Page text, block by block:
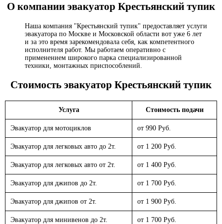
О компании эвакуатор Крестьянский тупик
Наша компания "Крестьянский тупик" предоставляет услуги
эвакуатора по Москве и Московской области вот уже 6 лет
и за это время зарекомендовала себя, как компетентного
исполнителя работ. Мы работаем оперативно с
применением широкого парка специализированной
техники, монтажных приспособлений.
Стоимость эвакуатор Крестьянский тупик
Услуга Стоимость подачи
Эвакуатор для мотоциклов от 990 Руб.
Эвакуатор для легковых авто до 2т. от 1 200 Руб.
Эвакуатор для легковых авто от 2т. от 1 400 Руб.
Эвакуатор для джипов до 2т. от 1 700 Руб.
Эвакуатор для джипов от 2т. от 1 900 Руб.
Эвакуатор для минивенов до 2т. от 1 700 Руб.